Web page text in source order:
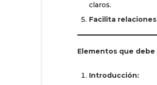
claros.
Facilita
Elementos que debe
Introducción: